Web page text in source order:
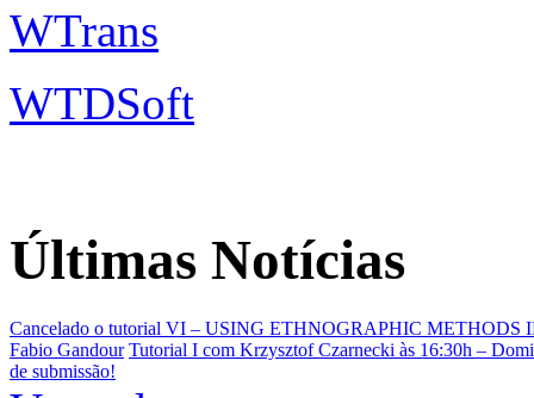
WTrans
WTDSoft
Últimas Notícias
Cancelado o tutorial VI – USING ETHNOGRAPHIC
Fabio Gandour Tutorial I com Krzysztof Czarnecki às 16:30h –
de submissão!